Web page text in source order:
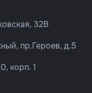
32В
пр.Героев, д.5
корп. 1